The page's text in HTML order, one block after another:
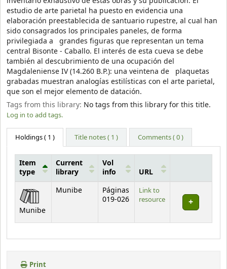
estudio de arte parietal ha puesto en evidencia una
elaboración preestablecida de santuario rupestre, al cual han
sido consagrados los principales paneles, de forma
privilegiada a grandes figuras que representan un tema
central Bisonte - Caballo. El interés de esta cueva se debe
también al descubrimiento de una ocupación del
Magdaleniense IV (14.260 B.P.): una veintena de plaquetas
grabadas muestran analogías estilísticas con el arte parietal,
que son el mejor elemento de datación.
Tags from this library: No tags from this library for this title.
Log in to add tags.
Holdings( 1 ) Title notes ( 1 ) Comments ( 0 )
Holdings
Item
type
Current
library
Vol
info
URL
Munibe
Munibe
Páginas
019-026
Link to
resource
Print